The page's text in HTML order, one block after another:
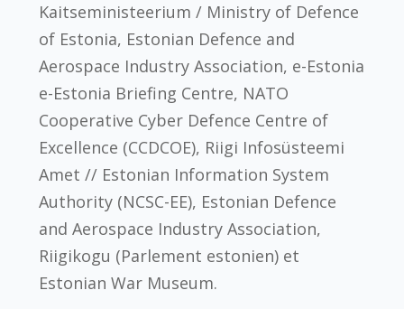
Kaitseministeerium / Ministry of Defence
of Estonia, Estonian Defence and
Aerospace Industry Association, e-Estonia
e-Estonia Briefing Centre, NATO
Cooperative Cyber Defence Centre of
Excellence (CCDCOE), Riigi Infosüsteemi
Amet // Estonian Information System
Authority (NCSC-EE), Estonian Defence
and Aerospace Industry Association,
Riigikogu (Parlement estonien) et
Estonian War Museum.